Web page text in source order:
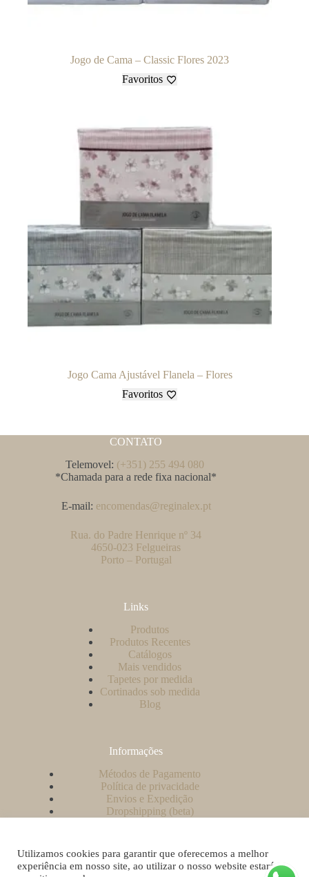
Jogo de Cama – Classic Flores 2023
Favoritos
Jogo Cama Ajustável Flanela – Flores
Favoritos
CONTATO
Telemovel: (+351) 255 494 080
*Chamada para a rede fixa nacional*
E-mail: encomendas@reginalex.pt
Rua. do Padre Henrique nº 34
4650-023 Felgueiras
Porto – Portugal
Links
Produtos
Produtos Recentes
Catálogos
Mais vendidos
Tapetes por medida
Cortinados sob medida
Blog
Informações
Métodos de Pagamento
Política de privacidade
Envios e Expedição
Dropshipping (beta)
Como criar uma conta no nosso website?
Livro de Reclamações
Utilizamos cookies para garantir que oferecemos a melhor
experiência em nosso site, ao utilizar o nosso website estará a